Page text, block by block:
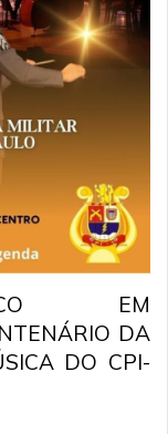
EM
DA
DO CPI-